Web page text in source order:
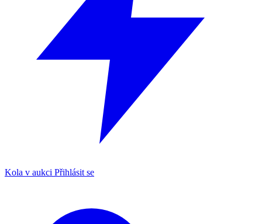
Kola v aukci Přihlásit se